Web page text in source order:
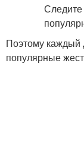
Поэтому каждый
популярные